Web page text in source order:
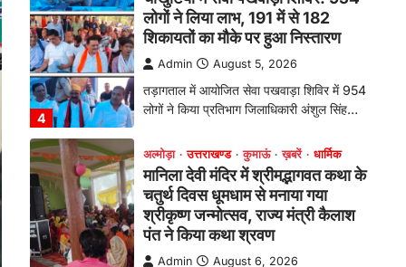
1
पंत ने किया कथा श्रवण
Admin August 6, 2026
रानीखेत। मानिला देवी मंदिर, कमराड़/विनायक क्षेत्र
में आयोजित श्रीमद्भागवत कथा के चतुर्थ दिवस
गुरुवार को…
अल्मोड़ा उत्तराखण्ड कुमाऊं ख़बरें
रानीखेत में शिक्षा-स्वास्थ्य व्यवस्था पर
फूटा कांग्रेस का गुस्सा, मंत्री और
सरकार का पुतला फूंका
Admin August 6, 2026